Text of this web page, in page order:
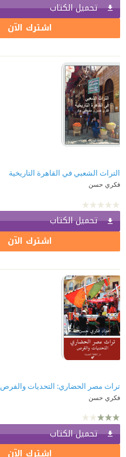
تحميل الكتاب
اشترك الآن
التراث الشعبي في القاهرة التاريخية
فكري حسن
تحميل الكتاب
اشترك الآن
تراث مصر الحضاري: التحديات والفرص
فكري حسن
تحميل الكتاب
اشترك الآن